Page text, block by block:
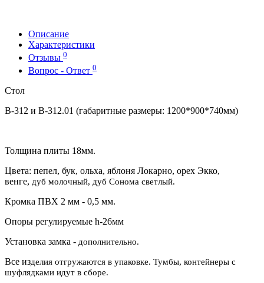
Описание
Характеристики
Отзывы 0
Вопрос - Ответ 0
Стол
В-312 и В-312.01 (габаритные размеры: 1200*900*740мм)
Толщина плиты 18мм.
Цвета: пепел, бук, ольха, яблоня Локарно, орех Экко,
венге, дуб молочный, дуб Сонома светлый.
Кромка ПВХ 2 мм - 0,5 мм.
Опоры регулируемые h-26мм
Установка замка - дополнительно.
Все изделия отгружаются в упаковке. Тумбы, контейнеры с
шуфлядками идут в сборе.